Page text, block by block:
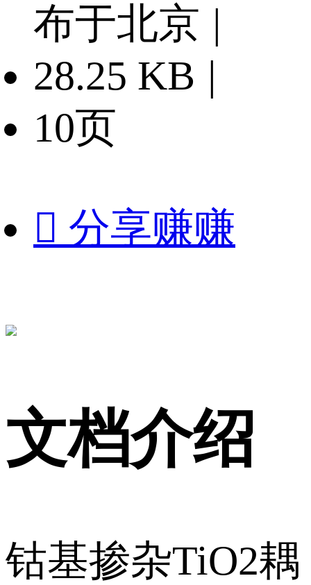
布于北京 |
28.25 KB |
10页
 分享赚赚
文档介绍
钴基掺杂TiO2耦